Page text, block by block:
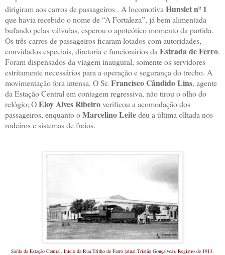
dirigiram aos carros de passageiros . A locomotiva Hunslet nº 1
que havia recebido o nome de “A Fortaleza”, já bem alimentada
bufando pelas válvulas, esperou o apoteótico momento da partida.
Os três carros de passageiros ficaram lotados com autoridades,
convidados especiais, diretoria e funcionários da Estrada de Ferro.
Foram dispensados da viagem inaugural, somente os servidores
estritamente necessários para a operação e segurança do trecho. A
movimentação fora intensa. O Sr. Francisco Cândido Lins, agente
da Estação Central em contagem regressiva, não tirou o olho do
relógio; OEloy Alves Ribeiroverificou a acomodação dos
passageiros, enquanto oMarcelino Leitedeu a última olhada nos
rodeiros e sistemas de freios.
Saída da Estação Central. Início da Rua Trilho de Ferro (atual Tristão Gonçalves). Registro de 1913.